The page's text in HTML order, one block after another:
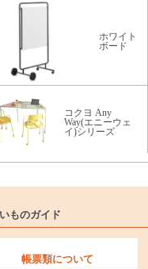
ホワイト
ボード
コクヨ Any
Way(エニーウェ
イ)シリーズ
ものガイド
帳票類について